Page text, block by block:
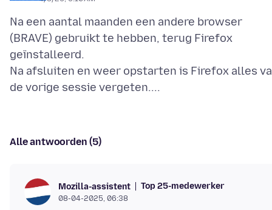
Na een aantal maanden een andere browser
(BRAVE) gebruikt te hebben, terug Firefox
geïnstalleerd.
Na afsluiten en weer opstarten is Firefox alles
Alle antwoorden (5)
Mozilla-assistent Top 25-medewerker
08-04-2025, 06:38